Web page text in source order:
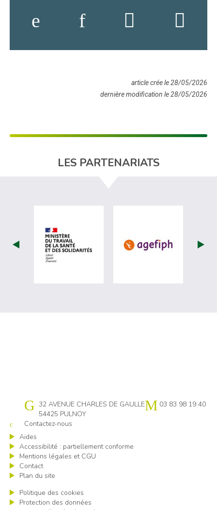
article crée le 28/05/2026
dernière modification le 28/05/2026
LES PARTENARIATS
visiter les site de Ministère du travail
visiter les
Cap emploi 54
32 AVENUE CHARLES DE GAULLE
54425 PULNOY
03 83 98 19 40
Contactez-nous
Aides
Accessibilité : partiellement conforme
Mentions légales et CGU
Contact
Plan du site
Politique des cookies
Protection des données